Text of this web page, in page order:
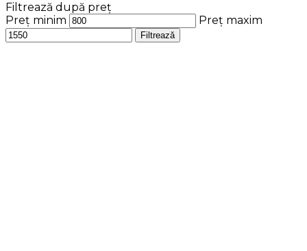
Filtrează după preț
Preț minim
Preț maxim
Filtrează